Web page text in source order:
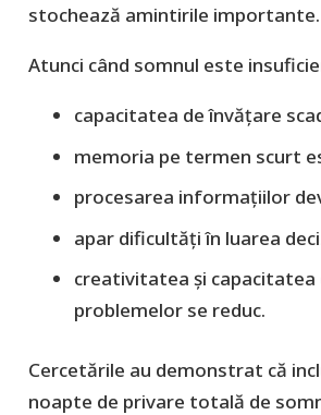
stochează amintirile importante.
Atunci când somnul este
capacitatea de învățare
memoria pe termen scurt
procesarea informațiilor
apar dificultăți în luarea
creativitatea și capacitatea
problemelor se reduc.
Cercetările au demonstrat că
noapte de privare totală de